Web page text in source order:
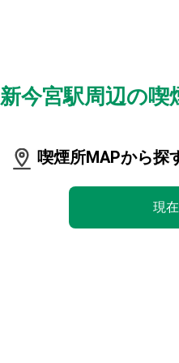
新今宮駅周辺の喫
喫煙所MAPから探
現